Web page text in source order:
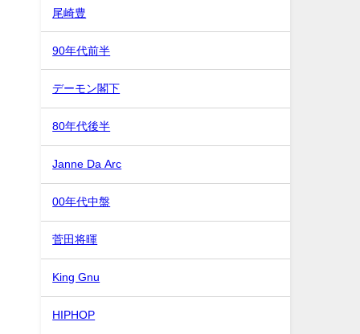
尾崎豊
90年代前半
デーモン閣下
80年代後半
Janne Da Arc
00年代中盤
菅田将暉
King Gnu
HIPHOP